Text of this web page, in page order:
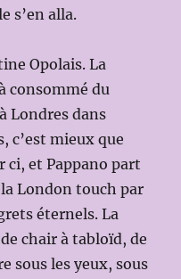
s’en alla.
Opolais. La
consommé du
Londres dans
c’est mieux que
ci, et Pappano part
London touch par
éternels. La
chair à tabloïd, de
sous les yeux, sous